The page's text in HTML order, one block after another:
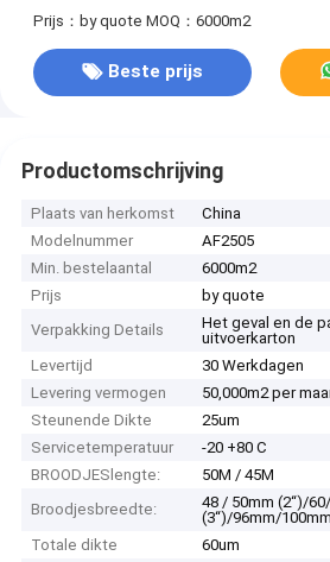
Document van de het
Prijs：by quote MOQ：6000m2
Beste prijs
Productomschrijving
Plaats van herkomst
China
Modelnummer
AF2505
Min. bestelaantal
6000m2
Prijs
by quote
Verpakking Details
Het geval en de
uitvoerkarton
Levertijd
30 Werkdagen
Levering vermogen
50,000m2 per
Steunende Dikte
25um
Servicetemperatuur
-20 +80 C
BROODJESlengte:
50M / 45M
Broodjesbreedte:
48 / 50mm (2“)/
(3“)/96mm/
Totale dikte
60um